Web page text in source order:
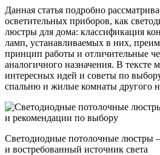
Данная статья подробно
осветительных приборов, как
люстры для дома: классификация
ламп, устанавливаемых в них,
принцип работы и отличительные
аналогичного назначения. В тексте
интересных идей и советы по
спальню и жилые комнаты другого
Светодиодные потолочные люстры
и востребованный источник света